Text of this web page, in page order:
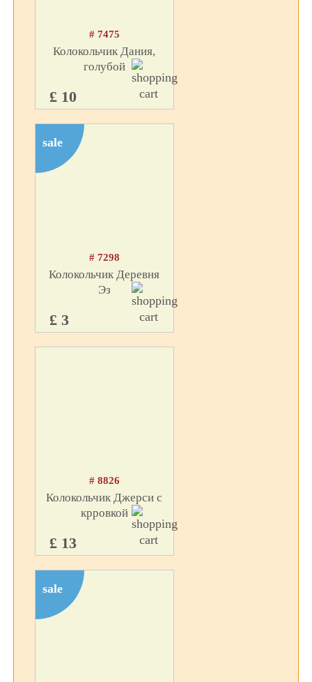
# 7475
Колокольчик Дания,
голубой
£ 10
sale
# 7298
Колокольчик Деревня
Эз
£ 3
# 8826
Колокольчик Джерси с
крровкой
£ 13
sale